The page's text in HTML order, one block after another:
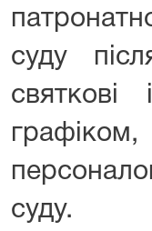
суду
суду.